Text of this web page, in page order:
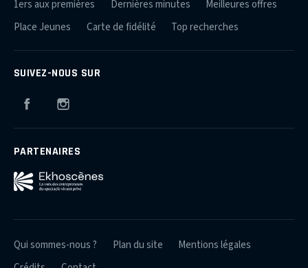
1ers aux premières Dernières minutes
Meilleures offres
Place Jeunes
Carte de fidélité Top recherches
SUIVEZ-NOUS SUR
Facebook
PARTENAIRES
Qui sommes-nous ? Plan du site
Mentions légales